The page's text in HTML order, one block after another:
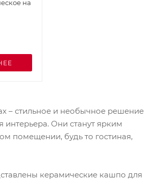
на
– стильное и необычное решение
Они станут ярким
помещении, будь то гостиная,
керамические кашпо для